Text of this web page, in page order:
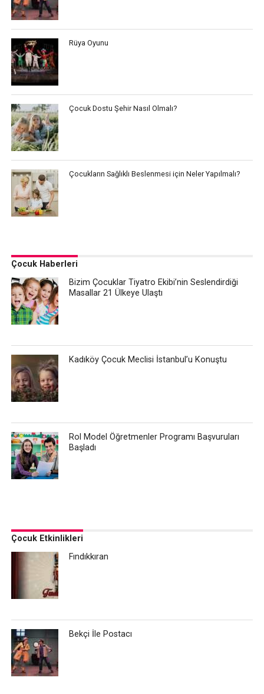
Rüya Oyunu
Çocuk Dostu Şehir Nasıl Olmalı?
Çocukların Sağlıklı Beslenmesi için Neler Yapılmalı?
Çocuk Haberleri
Bizim Çocuklar Tiyatro Ekibi’nin Seslendirdiği
Masallar 21 Ülkeye Ulaştı
Kadıköy Çocuk Meclisi İstanbul’u Konuştu
Rol Model Öğretmenler Programı Başvuruları
Başladı
Çocuk Etkinlikleri
Fındıkkıran
Bekçi İle Postacı